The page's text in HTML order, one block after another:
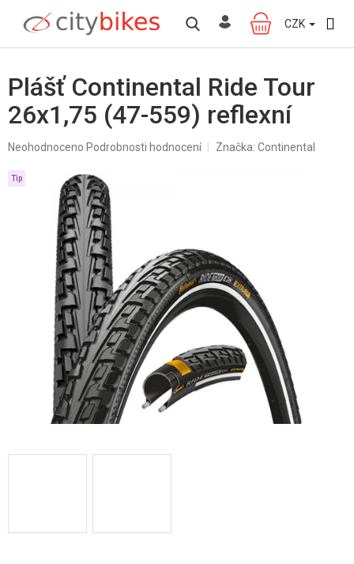
obsah
NÁKUPNÍ
KOŠÍK
CZK
Plášť Continental Ride Tour
26x1,75 (47-559) reflexní
Průměrné
produktu
hvězdiček.
Neohodnoceno Podrobnosti hodnocení Značka: Continental
Tip